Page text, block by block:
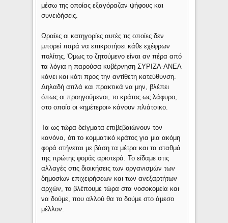
μέσω της οποίας εξαγόραζαν ψήφους και
συνειδήσεις.
Ωραίες οι κατηγορίες αυτές τις οποίες δεν
μπορεί παρά να επικροτήσει κάθε εχέφρων
πολίτης. Όμως το ζητούμενο είναι αν πέρα από
τα λόγια η παρούσα κυβέρνηση ΣΥΡΙΖΑ-ΑΝΕΛ
κάνει και κάτι προς την αντίθετη κατεύθυνση.
Δηλαδή απλά και πρακτικά να μην, βλέπει
όπως οι προηγούμενοι, το κράτος ως λάφυρο,
στο οποίο οι «ημέτεροι» κάνουν πλιάτσικο.
Τα ως τώρα δείγματα επιβεβαιώνουν τον
κανόνα, ότι το κομματικό κράτος για μια ακόμη
φορά στήνεται με βάση τα μέτρα και τα σταθμά
της πρώτης φοράς αριστερά. Το είδαμε στις
αλλαγές στις διοικήσεις των οργανισμών των
δημοσίων επιχειρήσεων και των ανεξαρτήτων
αρχών, το βλέπουμε τώρα στα νοσοκομεία και
να δούμε, που αλλού θα το δούμε στο άμεσο
μέλλον.